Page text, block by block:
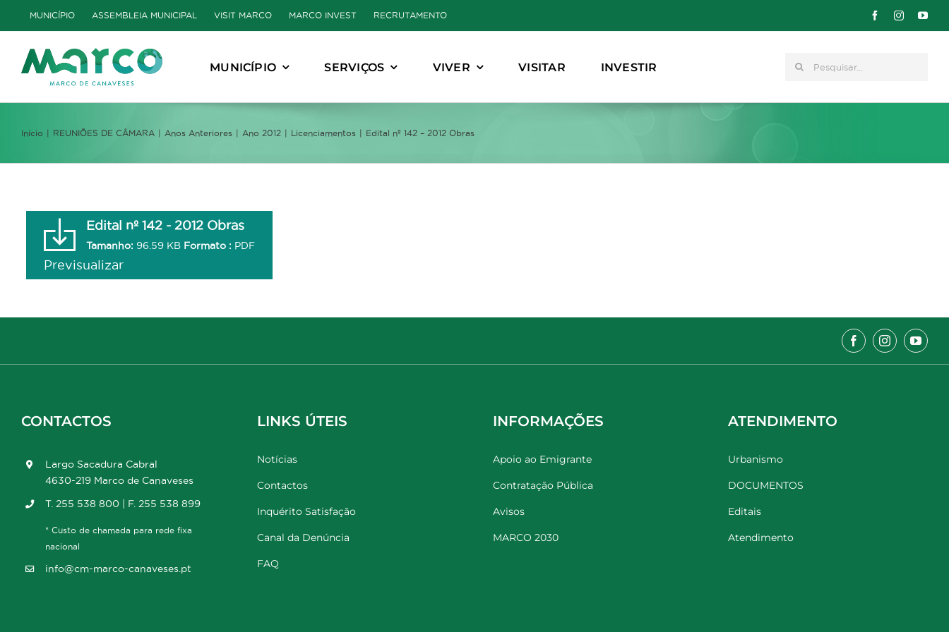
to
content
MUNICÍPIO ASSEMBLEIA MUNICIPAL VISIT MARCO MARCO INVEST RECRUTAMENTO
MUNICÍPIO SERVIÇOS VIVER VISITAR INVESTIR Pesquisar
Início REUNIÕES DE CÂMARA Anos Anteriores Ano 2012 Licenciamentos Edital nº 142 – 2012 Obras
Edital nº 142 - 2012 Obras
Tamanho: 96.59 KB Formato : PDF
Previsualizar
CONTACTOS
Largo Sacadura Cabral
4630-219 Marco de Canaveses
T. 255 538 800 | F. 255 538 899
* Custo de chamada para rede fixa
nacional
info@cm-marco-canaveses.pt
LINKS ÚTEIS
Notícias
Contactos
Inquérito Satisfação
Canal da Denúncia
FAQ
INFORMAÇÕES
Apoio ao Emigrante
Contratação Pública
Avisos
MARCO 2030
ATENDIMENTO
Urbanismo
DOCUMENTOS
Editais
Atendimento